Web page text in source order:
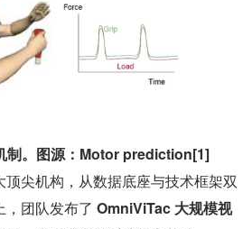
制。图源：Motor prediction[1]
尖机构，从数据底座与技术框架双
，团队发布了 OmniViTac 大规模视